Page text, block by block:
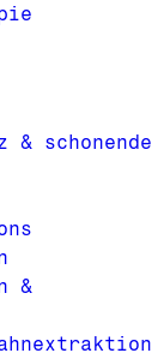
schonende
&